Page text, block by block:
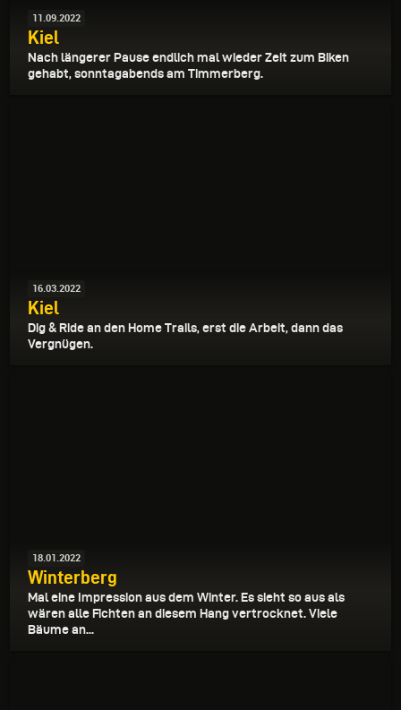
11.09.2022
Kiel
Nach längerer Pause endlich mal wieder Zeit zum Biken
gehabt, sonntagabends am Timmerberg.
16.03.2022
Kiel
Dig & Ride an den Home Trails, erst die Arbeit, dann das
Vergnügen.
18.01.2022
Winterberg
Mal eine Impression aus dem Winter. Es sieht so aus als
wären alle Fichten an diesem Hang vertrocknet. Viele
Bäume an...